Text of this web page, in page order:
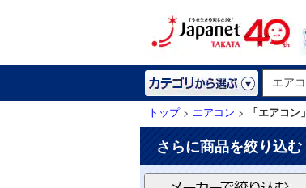
トップ> エアコン > 「エアコン」
さらに商品を絞り込む